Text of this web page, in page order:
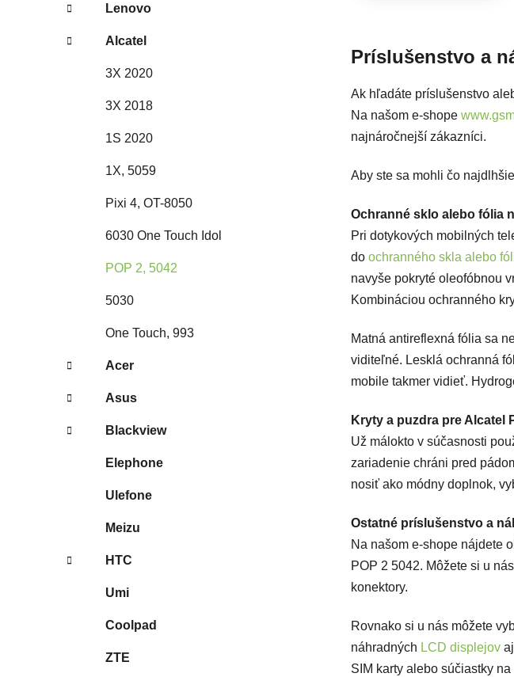
Lenovo
Alcatel
3X 2020
3X 2018
1S 2020
1X, 5059
Pixi 4, OT-8050
6030 One Touch Idol
POP 2, 5042
5030
One Touch, 993
Acer
Asus
Blackview
Elephone
Ulefone
Meizu
HTC
Umi
Coolpad
ZTE
Príslušenstvo a
Ak hľadáte príslušenstvo
Na našom e-shope
najnáročnejší zákazníci.
Aby ste sa mohli čo
Ochranné sklo alebo fólia
Pri dotykových mobilných
do ochranného skla alebo
navyše pokryté oleofóbnou
Kombináciou ochranného
Matná antireflexná fólia sa
viditeľné. Lesklá ochranná
mobile takmer vidieť.
Kryty a puzdra pre Alcatel
Už málokto v súčasnosti
zariadenie chráni pred
nosiť ako módny doplnok,
Ostatné príslušenstvo a
Na našom e-shope nájdete
POP 2 5042. Môžete si u
konektory.
Rovnako si u nás môžete
náhradných LCD displejov
SIM karty alebo súčiastky